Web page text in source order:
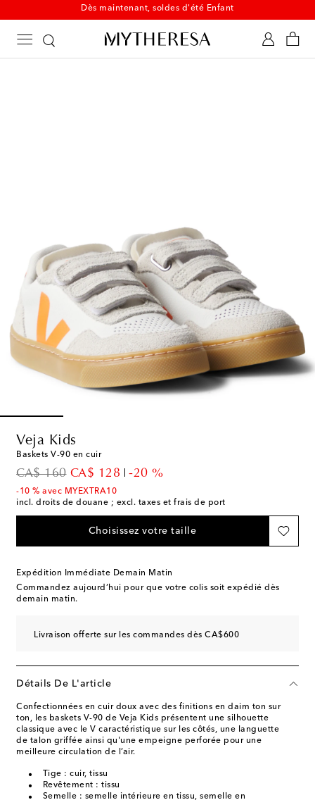
Dès maintenant, soldes d'été Enfant
Veja Kids
Baskets V-90 en cuir
CA$ 160
original priceCA$ 128
discount price
-20 %
-10 % avec MYEXTRA10
incl. droits de douane ; excl. taxes et frais de port
Choisissez votre taille
Expédition Immédiate Demain Matin
Commandez aujourd’hui pour que votre colis soit expédié dès
demain matin.
Livraison offerte sur les commandes dès CA$600
Détails De L'article
Confectionnées en cuir doux avec des finitions en daim ton sur
ton, les baskets V-90 de Veja Kids présentent une silhouette
classique avec le V caractéristique sur les côtés, une languette
de talon griffée ainsi qu'une empeigne perforée pour une
meilleure circulation de l’air.
Tige : cuir, tissu
Revêtement : tissu
Semelle : semelle intérieure en tissu, semelle en